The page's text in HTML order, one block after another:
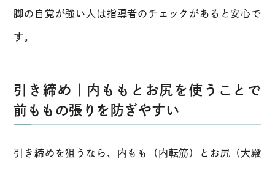
脚の自覚が強い人は指導者のチェックがあると安心で
す。
引き締め｜内ももとお尻を使うことで
前ももの張りを防ぎやすい
引き締めを狙うなら、内もも（内転筋）とお尻（大殿